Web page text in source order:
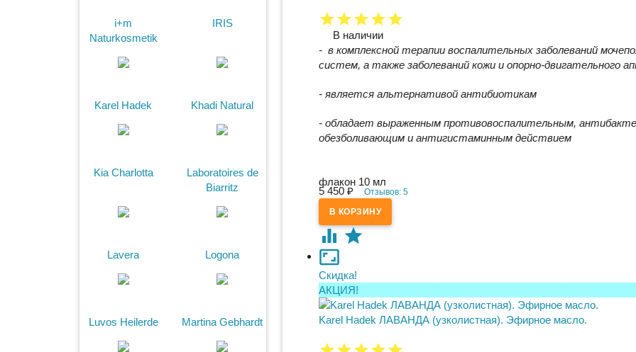
i+m
Naturkosmetik
IRIS
Karel Hadek Khadi Natural
Kia Charlotta
Laboratoires de
Biarritz
Lavera Logona
Luvos Heilerde Martina Gebhardt
В наличии
- в комплексной терапии воспалительных заболеваний
систем, а также заболеваний кожи и опорно-двигательного
- является альтернативой антибиотикам
- обладает выраженным противовоспалительным,
обезболивающим и антигистаминным действием
флакон 10 мл
5 450 ₽ Отзывов: 5
Скидка!
АКЦИЯ!
Karel Hadek ЛАВАНДА (узколистная). Эфирное масло.